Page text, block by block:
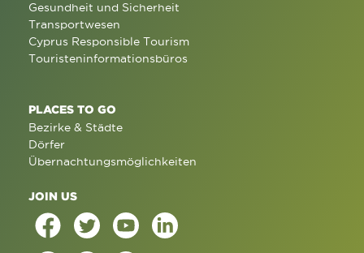
Gesundheit und Sicherheit
Transportwesen
Cyprus Responsible Tourism
Touristeninformationsbüros
PLACES TO GO
Bezirke & Städte
Dörfer
Übernachtungsmöglichkeiten
JOIN US